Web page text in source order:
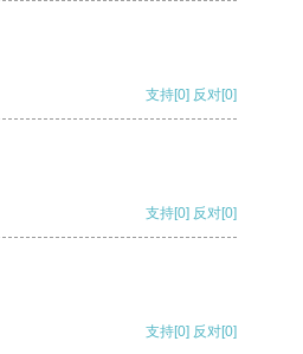
支持[0] 反对[0]
支持[0] 反对[0]
支持[0] 反对[0]